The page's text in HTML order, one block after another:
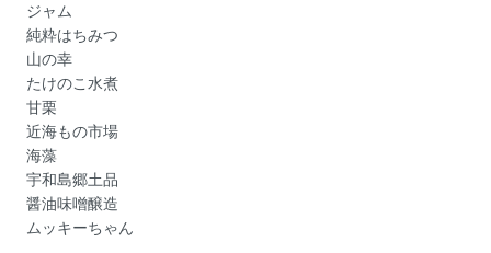
ジャム
純粋はちみつ
山の幸
たけのこ水煮
甘栗
近海もの市場
海藻
宇和島郷土品
醤油味噌醸造
ムッキーちゃん